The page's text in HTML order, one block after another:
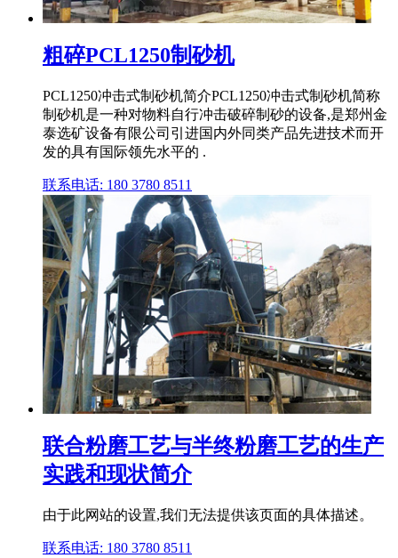
粗碎PCL1250制砂机
PCL1250冲击式制砂机简介PCL1250冲击式制砂机简称
制砂机是一种对物料自行冲击破碎制砂的设备,是郑州金
泰选矿设备有限公司引进国内外同类产品先进技术而开
发的具有国际领先水平的 .
联系电话: 180 3780 8511
联合粉磨工艺与半终粉磨工艺的生产
实践和现状简介
由于此网站的设置,我们无法提供该页面的具体描述。
联系电话: 180 3780 8511